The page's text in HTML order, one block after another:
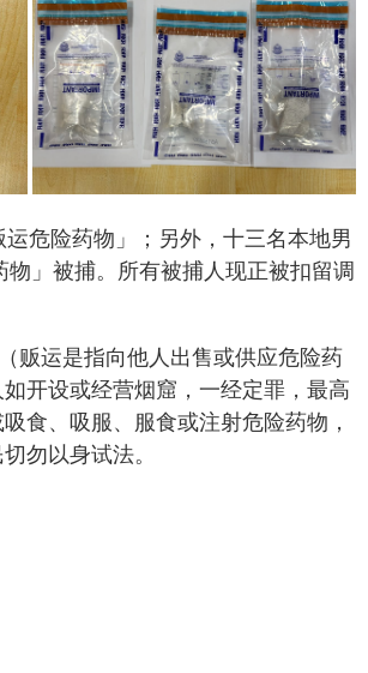
危险药物」；另外，十三名本地男
」被捕。所有被捕人现正被扣留调
贩运是指向他人出售或供应危险药
开设或经营烟窟，一经定罪，最高
食、吸服、服食或注射危险药物，
勿以身试法。